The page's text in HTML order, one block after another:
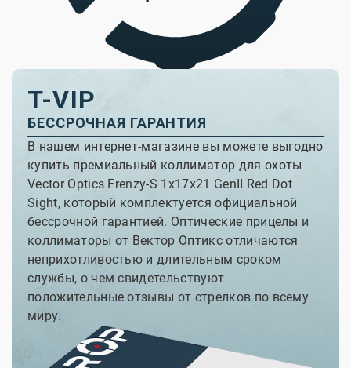
T-VIP
БЕССРОЧНАЯ ГАРАНТИЯ
В нашем интернет-магазине вы можете выгодно
купить премиальный коллиматор для охоты
Vector Optics Frenzy-S 1x17x21 GenII Red Dot
Sight, который комплектуется официальной
бессрочной гарантией. Оптические прицелы и
коллиматоры от Вектор Оптикс отличаются
неприхотливостью и длительным сроком
службы, о чем свидетельствуют
положительные отзывы от стрелков по всему
миру.